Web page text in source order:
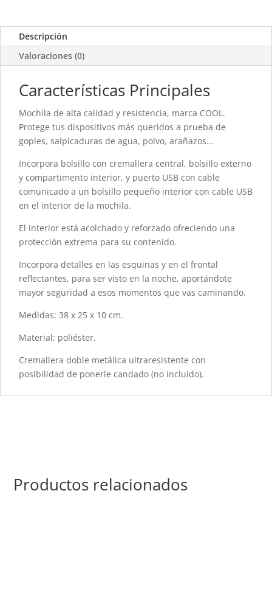
Descripción
Valoraciones (0)
Características Principales
Mochila de alta calidad y resistencia, marca COOL.
Protege tus dispositivos más queridos a prueba de
goples, salpicaduras de agua, polvo, arañazos...
Incorpora bolsillo con cremallera central, bolsillo externo
y compartimento interior, y puerto USB con cable
comunicado a un bolsillo pequeño interior con cable USB
en el interior de la mochila.
El interior está acolchado y reforzado ofreciendo una
protección extrema para su contenido.
Incorpora detalles en las esquinas y en el frontal
reflectantes, para ser visto en la noche, aportándote
mayor seguridad a esos momentos que vas caminando.
Medidas: 38 x 25 x 10 cm.
Material: poliéster.
Cremallera doble metálica ultraresistente con
posibilidad de ponerle candado (no incluído).
Productos relacionados